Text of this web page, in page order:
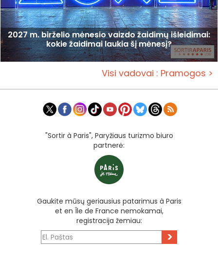
2027 m. birželio mėnesio vaizdo žaidimų išleidimai:
kokie žaidimai laukia šį mėnesį?
Visi vadovai : Pramogos >
"Sortir à Paris", Paryžiaus turizmo biuro
partnerė:
Gaukite mūsų geriausius patarimus à Paris
et en Île de France nemokamai,
registracija žemiau:
>